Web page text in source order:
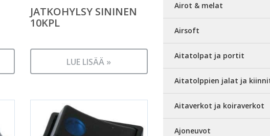
JATKOHYLSY SININEN
10KPL
LUE LISÄÄ »
Airot & melat
Airsoft
Aitatolpat ja portit
Aitatolppien jalat ja
Aitaverkot ja koiraverkot
Ajoneuvot